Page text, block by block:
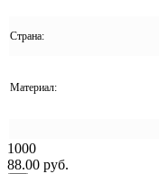
Страна:
Материал:
1000
88.00 руб.